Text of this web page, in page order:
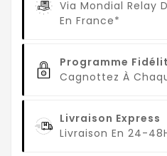
Via Mondial Relay
En France*
Programme
Cagnottez À
Livraison Express
Livraison En 24-